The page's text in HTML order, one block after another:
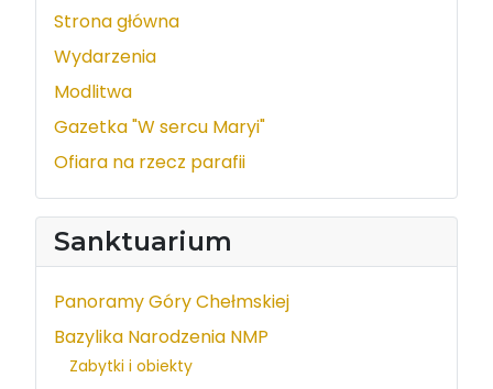
Strona główna
Wydarzenia
Modlitwa
Gazetka "W sercu Maryi"
Ofiara na rzecz parafii
Sanktuarium
Panoramy Góry Chełmskiej
Bazylika Narodzenia NMP
Zabytki i obiekty